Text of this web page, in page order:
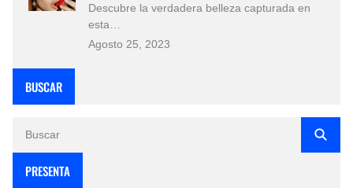
Descubre la verdadera belleza capturada en
esta…
Agosto 25, 2023
BUSCAR
PRESENTA